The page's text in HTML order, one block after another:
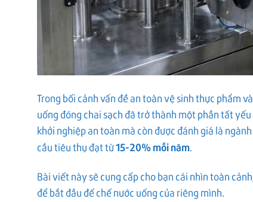
Trong bối cảnh vấn đề an toàn vệ sinh thực phẩm
uống đóng chai sạch đã trở thành một phần tất
khởi nghiệp an toàn mà còn được đánh giá là
cầu tiêu thụ đạt từ15-20% mỗi năm.
Bài viết này sẽ cung cấp cho bạn cái nhìn toàn
để bắt đầu đế chế nước uống của riêng mình.